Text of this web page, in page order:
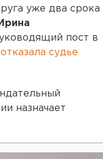
уже два срока
Ирина
пост в
судье
назначает